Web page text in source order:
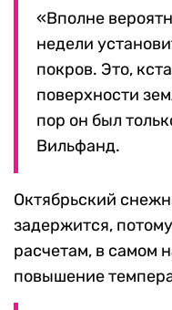
«Вполне
недели
покров. Это,
поверхности
пор он был
Вильфанд.
Октябрьский
задержится,
расчетам, в самом
повышение